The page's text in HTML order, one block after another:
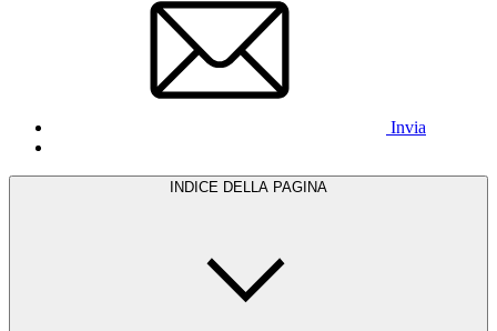
Invia
INDICE DELLA PAGINA